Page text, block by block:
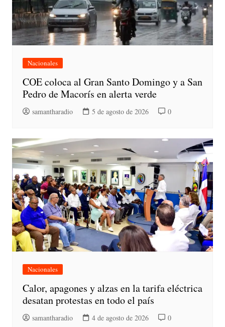
Nacionales
COE coloca al Gran Santo Domingo y a San
Pedro de Macorís en alerta verde
samantharadio 5 de agosto de 2026 0
Nacionales
Calor, apagones y alzas en la tarifa eléctrica
desatan protestas en todo el país
samantharadio 4 de agosto de 2026 0